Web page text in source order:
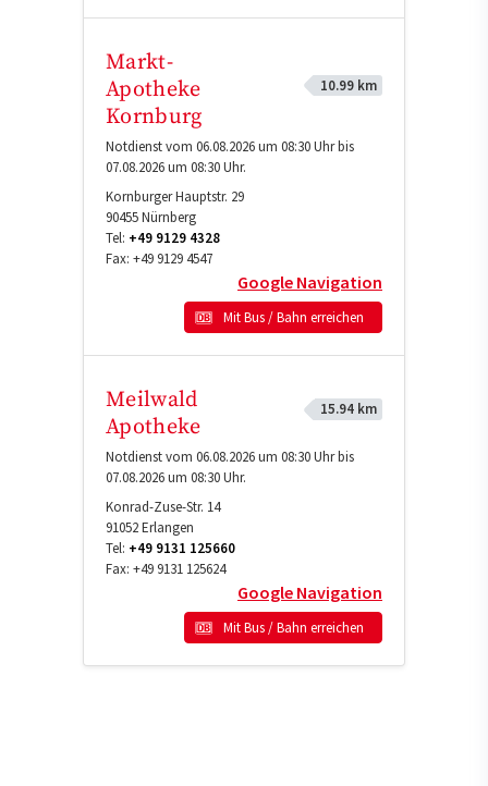
Markt-
Apotheke
Kornburg
10.99 km
Notdienst vom 06.08.2026 um 08:30 Uhr bis
07.08.2026 um 08:30 Uhr.
Kornburger Hauptstr. 29
90455Nürnberg
Tel: +49 9129 4328
Fax: +49 9129 4547
Google Navigation
Mit Bus / Bahn erreichen
Meilwald
Apotheke
15.94 km
Notdienst vom 06.08.2026 um 08:30 Uhr bis
07.08.2026 um 08:30 Uhr.
Konrad-Zuse-Str. 14
91052Erlangen
Tel: +49 9131 125660
Fax: +49 9131 125624
Google Navigation
Mit Bus / Bahn erreichen